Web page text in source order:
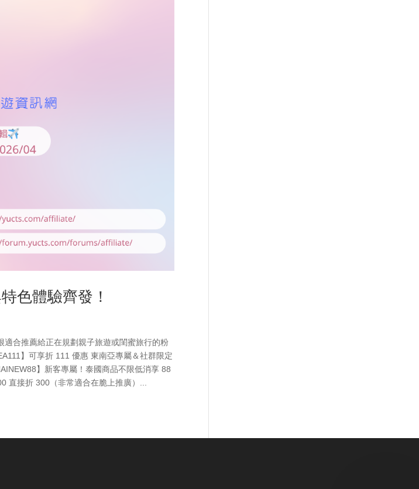
色體驗齊發！
合推薦給正在規劃親子旅遊或閨蜜旅行的粉
】可享折 111 優惠 東南亞專屬＆社群限定
】新客專屬！泰國商品不限低消享 88
直接折 300（非常適合在脆上推廣）...